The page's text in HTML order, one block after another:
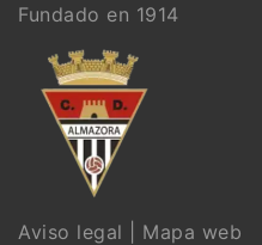
Fundado en 1914
Aviso legal
Mapa web